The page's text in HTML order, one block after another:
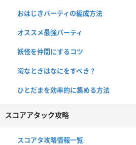
おはじきバーティの編成方法
オススメ最強パーティ
妖怪を仲間にするコツ
暇なときはなにをすべき？
ひとだまを効率的に集める方法
スコアアタック攻略
スコアタ攻略情報一覧